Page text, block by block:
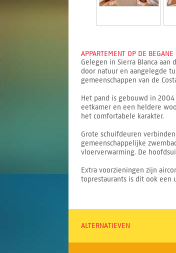
APPARTEMENT OP DE
Gelegen in Sierra Blanca
door natuur en aangelegde
gemeenschappen van de
Het pand is gebouwd in
eetkamer en een heldere
het comfortabele karakter.
Grote schuifdeuren
gemeenschappelijke
vloerverwarming. De
Extra voorzieningen zijn
toprestaurants is dit ook een
ALTERNATIEVEN